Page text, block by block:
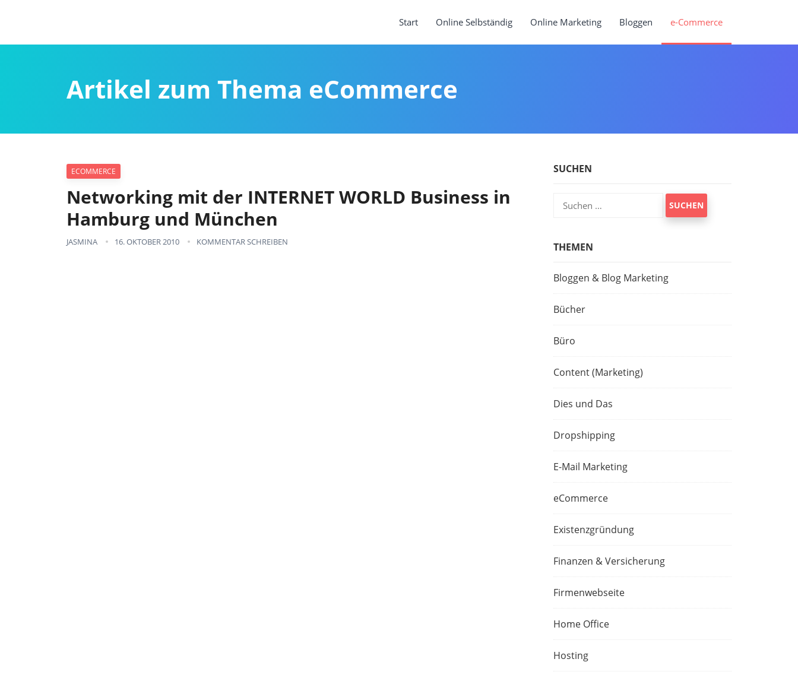
Start Online Selbständig Online Marketing Bloggen e-Commerce
Artikel zum Thema eCommerce
ECOMMERCE
Networking mit der INTERNET WORLD Business in
Hamburg und München
JASMINA 16. OKTOBER 2010 KOMMENTAR SCHREIBEN
SUCHEN
Suchen
nach:
THEMEN
Bloggen & Blog Marketing
Bücher
Büro
Content (Marketing)
Dies und Das
Dropshipping
E-Mail Marketing
eCommerce
Existenzgründung
Finanzen & Versicherung
Firmenwebseite
Home Office
Hosting